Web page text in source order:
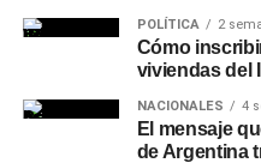
POLÍTICA 2
Cómo
viviendas del
NACIONALES 4
El mensaje
de Argentina